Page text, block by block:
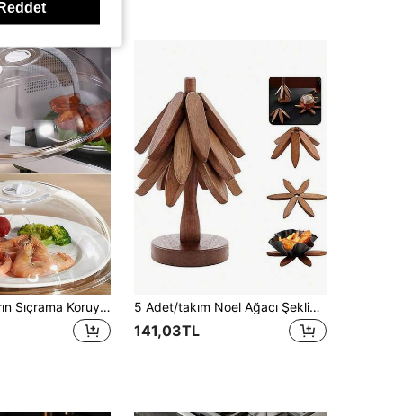
Mikrodalga Fırın Sıçrama Koruyucu, Yeniden Kullanılabilir Mikrodalga Yemek Örtüsü, Mikrodalga Fırın Sıçrama Örtüsü, Isıya Dayanıklı Mutfak Kapağı, Ramazan Ev Gereçleri 5 Adet/takım Noel Ağacı Şeklinde Ahşap Yalıtım Pedleri, Isıya Dayanıklı Masa Örtüleri, Bardak Altlıkları, Tencere Altlıkları, Kaymaz Altlık, Kalın Yalıtım Pedleri, Ağaç Tasarımlı Ev Tipi Isıya Dayanıklı Sofra Altlıkları, Modern Minimalist Tabak Altlıkları, Noel Hediyesi
141,03TL